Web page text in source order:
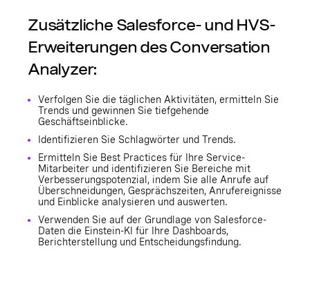
Zusätzliche Salesforce- und HVS-
Erweiterungen des Conversation
Analyzer:
Verfolgen Sie die täglichen Aktivitäten, ermitteln Sie
Trends und gewinnen Sie tiefgehende
Geschäftseinblicke.
Identifizieren Sie Schlagwörter und Trends.
Ermitteln Sie Best Practices für Ihre Service-
Mitarbeiter und identifizieren Sie Bereiche mit
Verbesserungspotenzial, indem Sie alle Anrufe auf
Überschneidungen, Gesprächszeiten, Anrufereignisse
und Einblicke analysieren und auswerten.
Verwenden Sie auf der Grundlage von Salesforce-
Daten die Einstein-KI für Ihre Dashboards,
Berichterstellung und Entscheidungsfindung.